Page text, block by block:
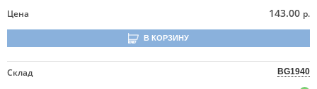
Цена
143.00 р.
В КОРЗИНУ
Склад BG1940